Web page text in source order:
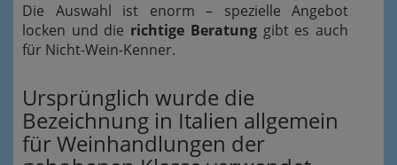
Die Auswahl ist enorm – spezielle Angebot
locken und die richtige Beratunggibt es auch
für Nicht-Wein-Kenner.
Ursprünglich wurde die
Bezeichnung in Italien allgemein
für Weinhandlungen der